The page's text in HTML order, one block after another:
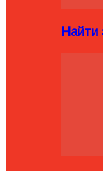
Найти